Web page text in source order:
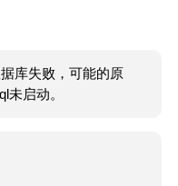
库失败，可能的原
未启动。